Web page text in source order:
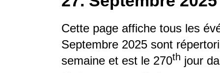
Cette page affiche tous les
Septembre 2025 sont
semaine et est le 270th jour